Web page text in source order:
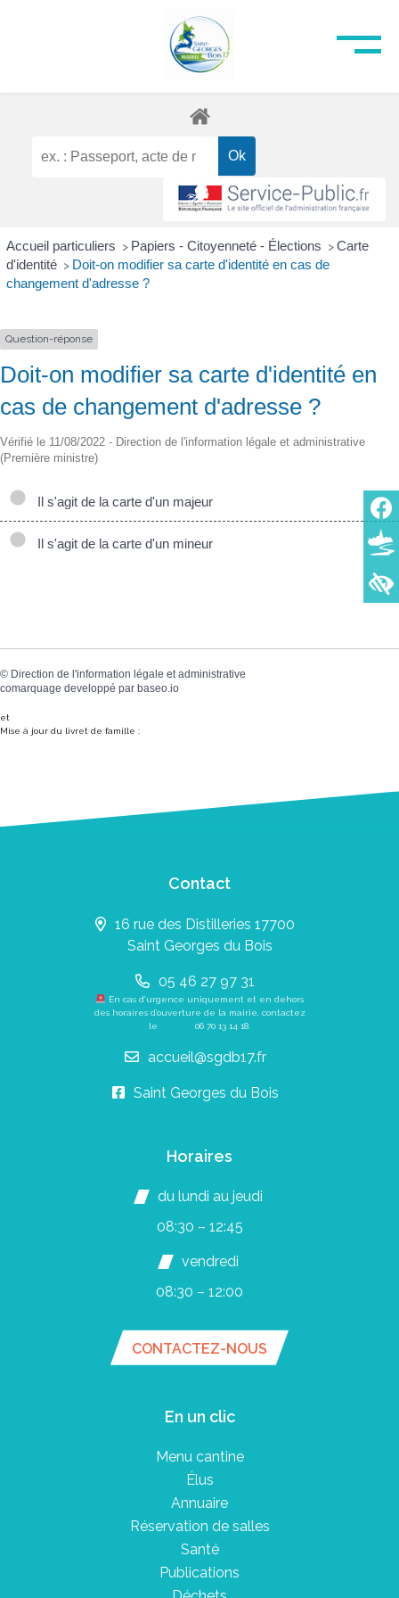
Accueil particuliers > Papiers - Citoyenneté - Élections > Carte
d'identité > Doit-on modifier sa carte d'identité en cas de
changement d'adresse ?
Question-réponse
Doit-on modifier sa carte d'identité en
cas de changement d'adresse ?
Vérifié le 11/08/2022 - Direction de l'information légale et administrative
(Première ministre)
Il s'agit de la carte d'un majeur
Il s'agit de la carte d'un mineur
© Direction de l'information légale et administrative
comarquage developpé par baseo.io
et
Mise à jour du livret de famille :
Contact
16 rue des Distilleries 17700
Saint Georges du Bois
05 46 27 97 31
En cas d’urgence uniquement et en dehors
des horaires d’ouverture de la mairie, contactez
le 06 70 13 14 18
accueil@sgdb17.fr
Saint Georges du Bois
Horaires
du lundi au jeudi
08:30 – 12:45
vendredi
08:30 – 12:00
CONTACTEZ-NOUS
En un clic
Menu cantine
Élus
Annuaire
Réservation de salles
Santé
Publications